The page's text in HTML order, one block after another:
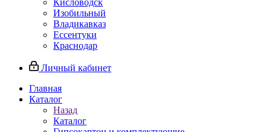
Изобильный
Владикавказ
Ессентуки
Краснодар
Личный кабинет
Главная
Каталог
Назад
Каталог